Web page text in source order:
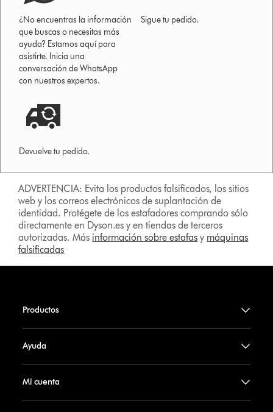
¿No encuentras la información
que buscas o necesitas más
ayuda? Estamos aquí para
asistirte. Inicia una
conversación de WhatsApp
con nuestros expertos.
Sigue tu pedido.
Devuelve tu pedido.
ADVERTENCIA: Evita los productos falsificados, los sitios
web y los correos electrónicos de suplantación de
identidad. Protégete de los estafadores comprando sólo
directamente en Dyson.es y en tiendas de terceros
autorizadas. Más información sobre estafas y máquinas
falsificadas
Productos
Ayuda
Mi cuenta